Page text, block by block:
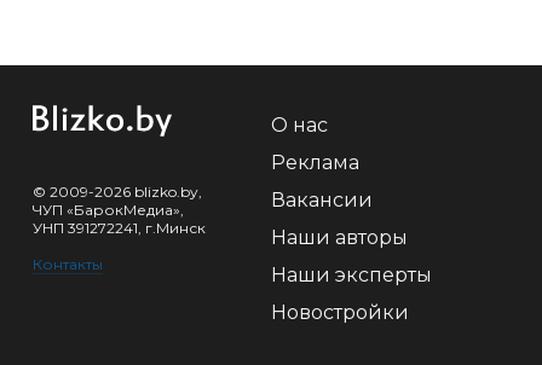
© 2009-2026 blizko.by,
ЧУП «БарокМедиа»,
УНП 391272241, г.Минск
Контакты
О нас
Реклама
Вакансии
Наши авторы
Наши эксперты
Новостройки